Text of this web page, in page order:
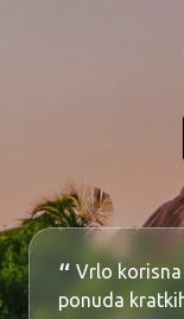
Vrlo korisna
ponuda